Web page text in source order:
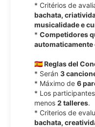
* Critérios de
bachata,
musicalidade e
*Competidores
🇪🇸 Reglas del
* Serán3
* Máximo de6
* Los
menos2 talleres.
* Criterios de
bachata,